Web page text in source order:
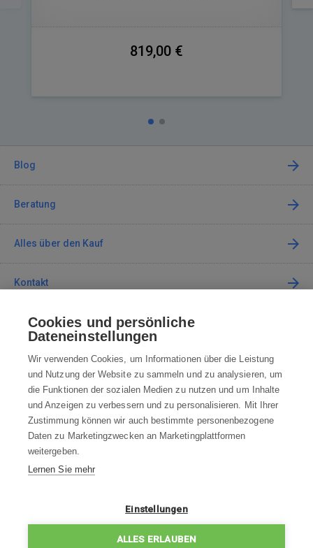
819,00 €
Blog
Beratung
Alles über den Kauf
Kontakt
Kontaktieren Sie uns
info@robotworld.de
+49 25 197 159 962 Mo-Fr 8:00—16:00 Uhr
ALLE KONTAKTE
WIDERRUFSBELEHRUNG
DATENSCHUTZERKLÄRUNG
Cookies und persönliche
Dateneinstellungen
Wir verwenden Cookies, um Informationen über die Leistung
und Nutzung der Website zu sammeln und zu analysieren, um
die Funktionen der sozialen Medien zu nutzen und um Inhalte
und Anzeigen zu verbessern und zu personalisieren. Mit Ihrer
Zustimmung können wir auch bestimmte personenbezogene
Daten zu Marketingzwecken an Marketingplattformen
weitergeben.
Lernen Sie mehr
Einstellungen
ALLES ERLAUBEN